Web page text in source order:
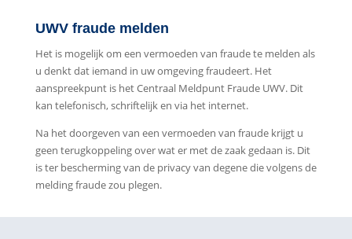
UWV fraude melden
Het is mogelijk om een vermoeden van fraude te melden als
u denkt dat iemand in uw omgeving fraudeert. Het
aanspreekpunt is het Centraal Meldpunt Fraude UWV. Dit
kan telefonisch, schriftelijk en via het internet.
Na het doorgeven van een vermoeden van fraude krijgt u
geen terugkoppeling over wat er met de zaak gedaan is. Dit
is ter bescherming van de privacy van degene die volgens de
melding fraude zou plegen.